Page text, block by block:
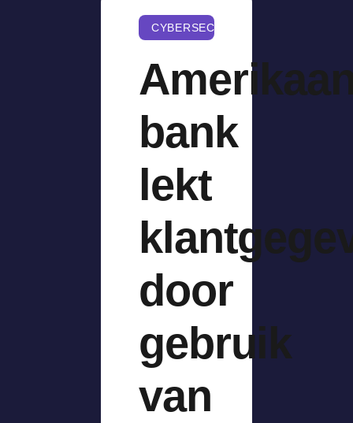
CYBERSECURITY
bank
lekt
door
gebruik
van